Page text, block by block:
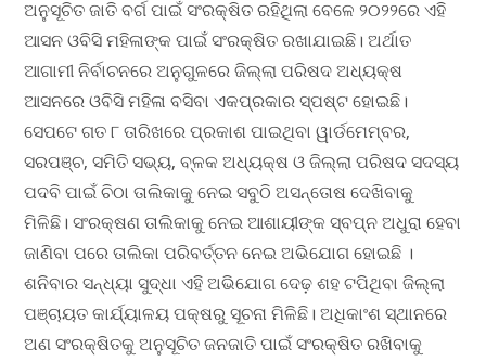
ଅନୁସୂଚିତ ଜାତି ବର୍ଗ ପାଇଁ ସଂରକ୍ଷିତ ରହିଥିଲା ବେଳେ ୨୦୨୨ରେ ଏହି
ଆସନ ଓବିସି ମହିଳାଙ୍କ ପାଇଁ ସଂରକ୍ଷିତ ରଖାଯାଇଛି। ଅର୍ଥାତ
ଆଗାମୀ ନିର୍ବାଚନରେ ଅନୁଗୁଳରେ ଜିଲ୍ଲା ପରିଷଦ ଅଧ୍ୟକ୍ଷ
ଆସନରେ ଓବିସି ମହିଳା ବସିବା ଏକପ୍ରକାର ସ୍ପଷ୍ଟ ହୋଇଛି।
ସେପଟେ ଗତ ୮ ତାରିଖରେ ପ୍ରକାଶ ପାଇଥିବା ୱାର୍ଡମେମ୍ବର,
ସରପଞ୍ଚ, ସମିତି ସଭ୍ୟ, ବ୍ଳକ ଅଧ୍ୟକ୍ଷ ଓ ଜିଲ୍ଲା ପରିଷଦ ସଦସ୍ୟ
ପଦବି ପାଇଁ ଚିଠା ତାଲିକାକୁ ନେଇ ସବୁଠି ଅସନ୍ତୋଷ ଦେଖିବାକୁ
ମିଳିଛି। ସଂରକ୍ଷଣ ତାଲିକାକୁ ନେଇ ଆଶାୟୀଙ୍କ ସ୍ବପ୍ନ ଅଧୁରା ହେବା
ଜାଣିବା ପରେ ତାଲିକା ପରିବର୍ତ୍ତନ ନେଇ ଅଭିଯୋଗ ହୋଇଛି ।
ଶନିବାର ସନ୍ଧ୍ୟା ସୁଦ୍ଧା ଏହି ଅଭିଯୋଗ ଦେଢ଼ ଶହ ଟପିଥିବା ଜିଲ୍ଲା
ପଞ୍ଚାୟତ କାର୍ଯ୍ୟାଳୟ ପକ୍ଷରୁ ସୂଚନା ମିଳିଛି। ଅଧିକାଂଶ ସ୍ଥାନରେ
ଅଣ ସଂରକ୍ଷିତକୁ ଅନୁସୂଚିତ ଜନଜାତି ପାଇଁ ସଂରକ୍ଷିତ ରଖିବାକୁ